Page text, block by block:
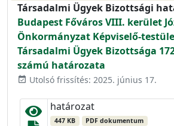
Társadalmi Ügyek Bizottsági
Budapest Főváros VIII. kerület
Önkormányzat Képviselő-
Társadalmi Ügyek Bizottsága
számú határozata
event_available Utolsó frissítés: 2025. június 17.
határozat
447 KB PDF dokumentum